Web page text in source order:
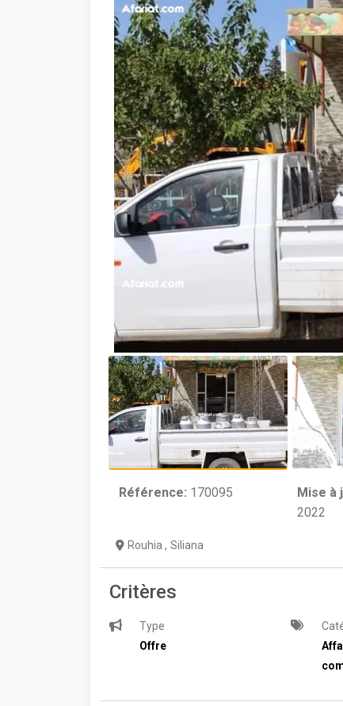
Référence: 170095 Mise à
2022
Rouhia , Siliana
Critères
Type
Offre